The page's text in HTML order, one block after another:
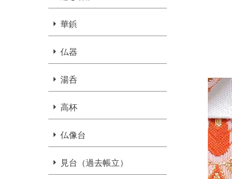
華鋲
仏器
湯呑
高杯
仏像台
見台（過去帳立）